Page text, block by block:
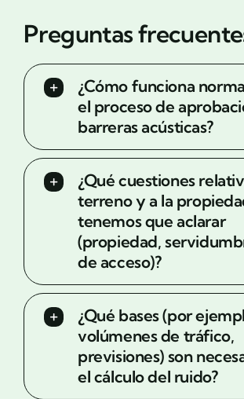
Preguntas
¿Cómo funciona
el proceso de
barreras acústicas?
¿Qué cuestiones
terreno y a la
tenemos que aclarar
(propiedad,
de acceso)?
¿Qué bases (por
volúmenes de tráfico,
previsiones) son
el cálculo del ruido?